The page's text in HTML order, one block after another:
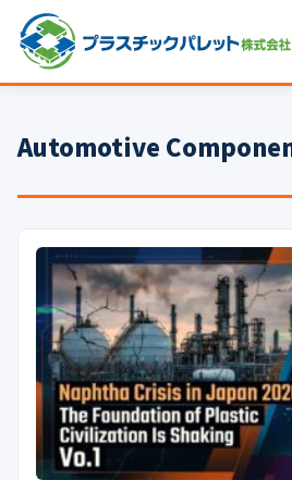
パレットサイズ
プラパレット
コンテナ
中古パレット
再生原料
梱包資材
イラン情勢まとめ
Automotive